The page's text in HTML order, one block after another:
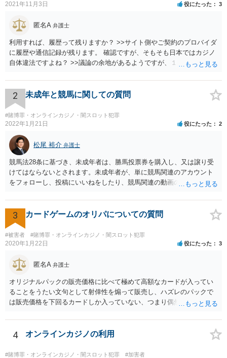
2021年11月3日 役にたった 3
匿名A 弁護士
利用すれば、履歴って残りますか？ >>サイト側やご契約のプロバイダ
に履歴や通信記録が残ります。 確認ですが、そもそも日本ではカジノ
自体違法ですよね？ >>議論の余地があるようですが、１００％合法で
2 未成年と競馬に関しての質問
#賭博罪・オンラインカジノ・闇スロット犯罪
2022年1月21日 役にたった 2
松尾 裕介 弁護士
競馬法28条に基づき、未成年者は、勝馬投票券を購入し、又は譲り受
けてはならないとされます。未成年者が、単に競馬関連のアカウント
をフォローし、投稿にいいねをしたり、競馬関連の動画のチャンネル
3 カードゲームのオリパについての質問
#被害者 #賭博罪・オンラインカジノ・闇スロット犯罪
2020年1月22日 役にたった 3
匿名A 弁護士
オリジナルパックの販売価格に比べて極めて高額なカードが入ってい
ることをうたい文句として射倖性を煽って販売し、ハズレのパックで
は販売価格を下回るカードしか入っていない、つまり偶然によってあ
能性はあると考えられます。警察が見過ごせない規模になった途端に
販売元を摘発、ということもあり得るでしょう。他方で、数回買って
しているユーチューバーなどを除けば）摘発はされないと思われま
4 オンラインカジノの利用
#賭博罪・オンラインカジノ・闇スロット犯罪 #加害者